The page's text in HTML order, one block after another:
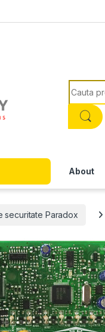
Search
About
securitate Paradox